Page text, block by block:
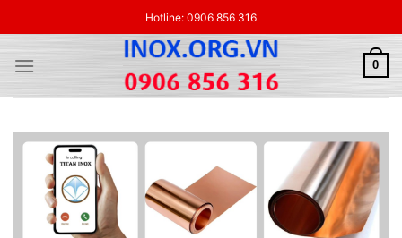
to
Hotline: 0906 856 316
0